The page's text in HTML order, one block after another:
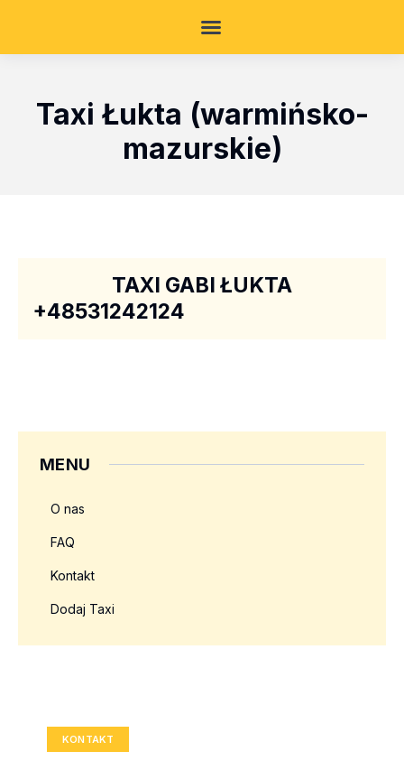
Taxi Łukta (warmińsko-
mazurskie)
TAXI GABI ŁUKTA
+48531242124
MENU
O nas
FAQ
Kontakt
Dodaj Taxi
KONTAKT